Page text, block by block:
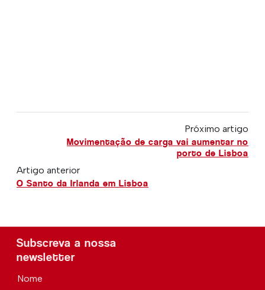
Próximo artigo
Movimentação de carga vai aumentar no
porto de Lisboa
Artigo anterior
O Santo da Irlanda em Lisboa
Subscreva a nossa
newsletter
Nome